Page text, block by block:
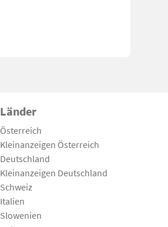
Länder
Österreich
Kleinanzeigen Österreich
Deutschland
Kleinanzeigen Deutschland
Schweiz
Italien
Slowenien